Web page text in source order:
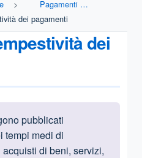
Pagamenti dell'amministrazione
dei pagamenti
dei
pubblicati
tempi medi di
di beni, servizi,